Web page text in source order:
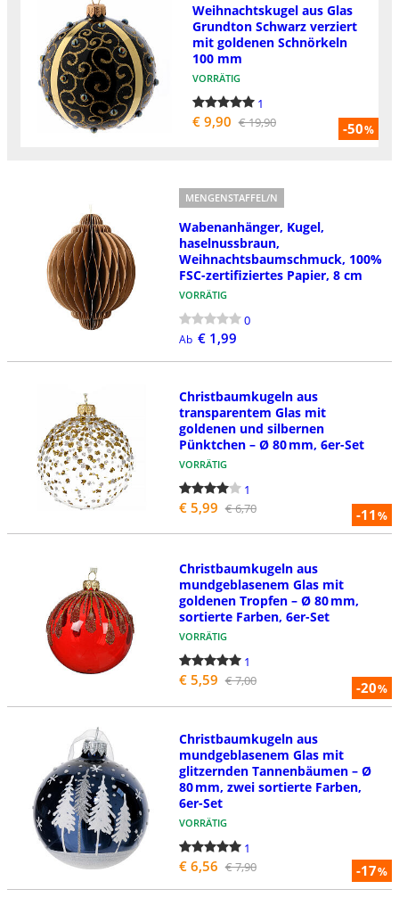
-50%
Weihnachtskugel aus Glas
Grundton Schwarz verziert
mit goldenen Schnörkeln
100 mm
VORRÄTIG
1
€ 9,90 € 19,90
MENGENSTAFFEL/N
Wabenanhänger, Kugel,
haselnussbraun,
Weihnachtsbaumschmuck, 100%
FSC-zertifiziertes Papier, 8 cm
VORRÄTIG
0
Ab € 1,99
-11%
Christbaumkugeln aus
transparentem Glas mit
goldenen und silbernen
Pünktchen – Ø 80 mm, 6er-Set
VORRÄTIG
1
€ 5,99 € 6,70
-20%
Christbaumkugeln aus
mundgeblasenem Glas mit
goldenen Tropfen – Ø 80 mm,
sortierte Farben, 6er-Set
VORRÄTIG
1
€ 5,59 € 7,00
-17%
Christbaumkugeln aus
mundgeblasenem Glas mit
glitzernden Tannenbäumen – Ø
80 mm, zwei sortierte Farben,
6er-Set
VORRÄTIG
1
€ 6,56 € 7,90